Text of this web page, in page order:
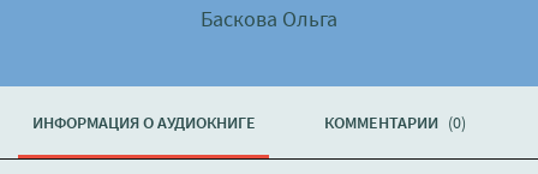
Баскова Ольга
ИНФОРМАЦИЯ О АУДИОКНИГЕ КОММЕНТАРИИ (0)